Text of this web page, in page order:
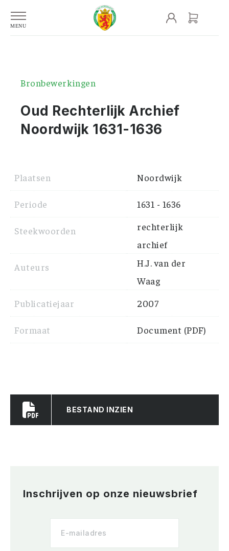
Bronbewerkingen
Oud Rechterlijk Archief
Noordwijk 1631-1636
Plaatsen Noordwijk
Periode 1631 - 1636
Steekwoorden
rechterlijk
archief
Auteurs
H.J. van der
Waag
Publicatiejaar
2007
Formaat Document (PDF)
BESTAND INZIEN
Inschrijven op onze nieuwsbrief